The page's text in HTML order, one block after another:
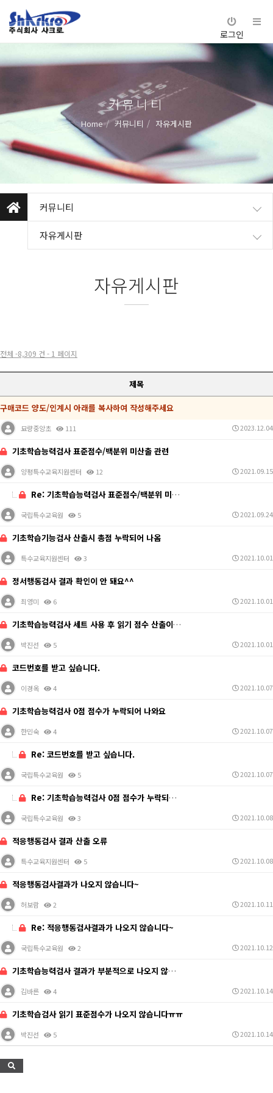
로그인
커뮤니티
Home 커뮤니티 자유게시판
커뮤니티
자유게시판
자유게시판
전체 -8,309 건 - 1 페이지
제목
구매코드 양도/인계시 아래를 복사하여 작성해주세요
묘량중앙초 111 2023.12.04
기초학습능력검사 표준점수/백분위 미산출 관련
양평특수교육지원센터 12 2021.09.15
Re: 기초학습능력검사 표준점수/백분위 미산출 관련
국립특수교육원 5 2021.09.24
기초학습기능검사 산출시 총점 누락되어 나옴
특수교육지원센터 3 2021.10.01
정서행동검사 결과 확인이 안 돼요^^
최영미 6 2021.10.01
기초학습능력검사 세트 사용 후 읽기 점수 산출이 되지 …
박진선 5 2021.10.01
코드번호를 받고 싶습니다.
이경옥 4 2021.10.07
기초학습능력검사 0점 점수가 누락되어 나와요
한민숙 4 2021.10.07
Re: 코드번호를 받고 싶습니다.
국립특수교육원 5 2021.10.07
Re: 기초학습능력검사 0점 점수가 누락되어 나와요
국립특수교육원 3 2021.10.08
적응행동검사 결과 산출 오류
특수교육지원센터 5 2021.10.08
적응행동검사결과가 나오지 않습니다~
허보람 2 2021.10.11
Re: 적응행동검사결과가 나오지 않습니다~
국립특수교육원 2 2021.10.12
기초학습능력검사 결과가 부분적으로 나오지 않습니다.
김바른 4 2021.10.14
기초학습검사 읽기 표준점수가 나오지 않습니다ㅠㅠ
박진선 5 2021.10.14